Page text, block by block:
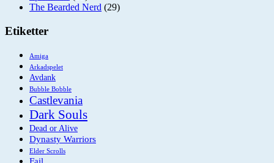
The Bearded Nerd (29)
Etiketter
Amiga
Arkadspelet
Avdank
Bubble Bobble
Castlevania
Dark Souls
Dead or Alive
Dynasty Warriors
Elder Scrolls
Fail